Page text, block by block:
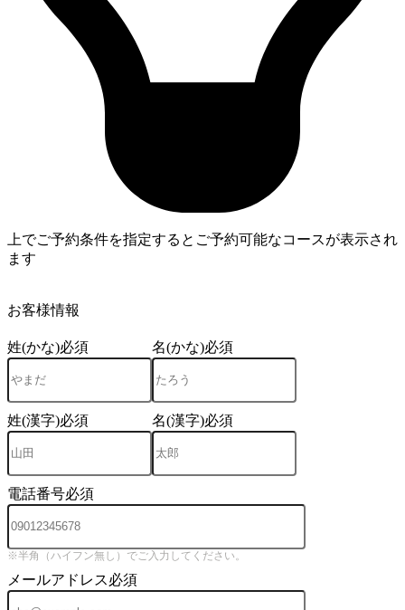
上でご予約条件を指定するとご予約可能なコースが表示され
ます
お客様情報
姓(かな)必須 名(かな)必須
姓(漢字)必須 名(漢字)必須
電話番号必須
※半角（ハイフン無し）でご入力してください。
メールアドレス必須